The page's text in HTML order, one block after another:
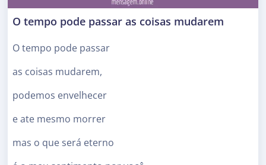
O tempo pode passar as coisas mudarem
O tempo pode passar
as coisas mudarem,
podemos envelhecer
e ate mesmo morrer
mas o que será eterno